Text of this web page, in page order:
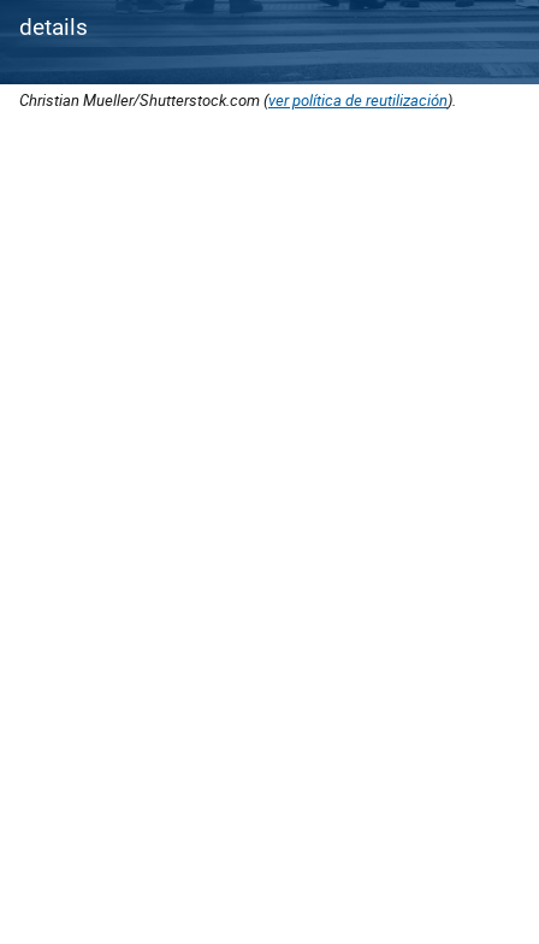
details
Christian Mueller/Shutterstock.com (ver política de reutilización).